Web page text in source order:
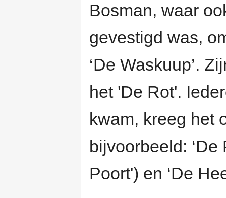
Bosman, waar
gevestigd was,
‘De Waskuup’.
het 'De Rot'.
kwam, kreeg het
bijvoorbeeld:
Poort') en ‘De